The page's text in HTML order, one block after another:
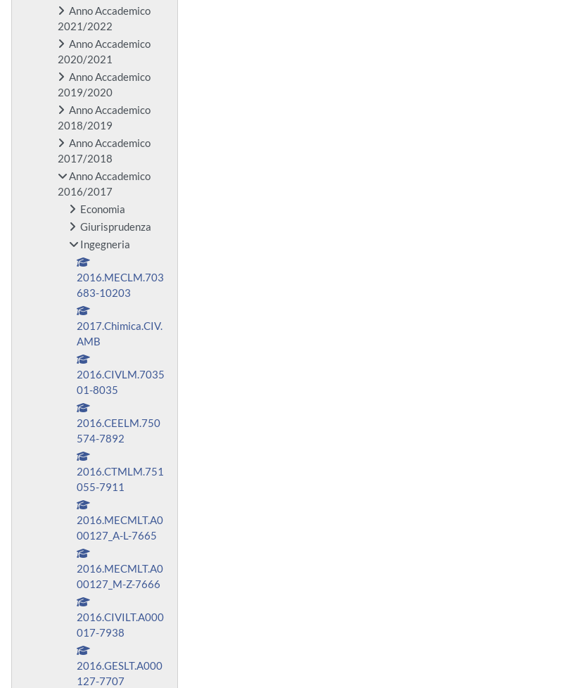
Anno Accademico
2021/2022
Anno Accademico
2020/2021
Anno Accademico
2019/2020
Anno Accademico
2018/2019
Anno Accademico
2017/2018
Anno Accademico
2016/2017
Economia
Giurisprudenza
Ingegneria
2016.MECLM.703
683-10203
2017.Chimica.CIV.
AMB
2016.CIVLM.7035
01-8035
2016.CEELM.750
574-7892
2016.CTMLM.751
055-7911
2016.MECMLT.A0
00127_A-L-7665
2016.MECMLT.A0
00127_M-Z-7666
2016.CIVILT.A000
017-7938
2016.GESLT.A000
127-7707